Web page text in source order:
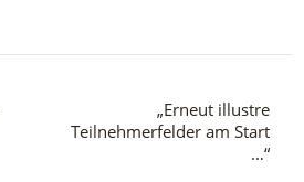
„Erneut illustre
Teilnehmerfelder am Start
…“